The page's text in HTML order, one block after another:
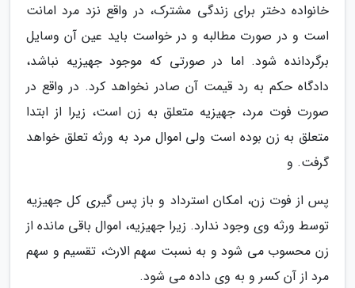
خانواده دختر برای زندگی مشترک، در واقع نزد مرد امانت
است و در صورت مطالبه و در خواست باید عین آن وسایل
برگردانده شود. اما در صورتی که موجود جهیزیه نباشد،
دادگاه حکم به رد قیمت آن صادر نخواهد کرد. در واقع در
صورت فوت مرد، جهیزیه متعلق به زن است، زیرا از ابتدا
متعلق به زن بوده است ولی اموال مرد به ورثه تعلق خواهد
گرفت. و
پس از فوت زن، امکان استرداد و باز پس گیری کل جهیزیه
توسط ورثه وی وجود ندارد. زیرا جهیزیه، اموال باقی مانده از
زن محسوب می شود و به نسبت سهم الارث، تقسیم و سهم
مرد از آن کسر و به وی داده می شود.